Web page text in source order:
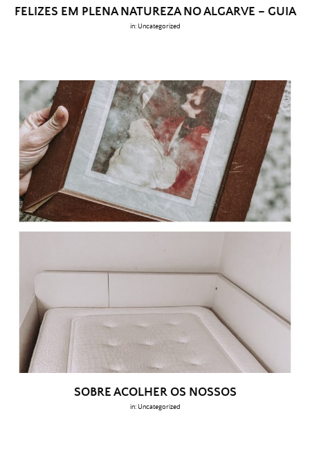
FELIZES EM PLENA NATUREZA NO ALGARVE – GUIA
in: Uncategorized
SOBRE ACOLHER OS NOSSOS
in: Uncategorized